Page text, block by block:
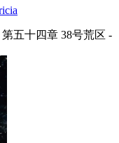
五十四章 38号荒区 -